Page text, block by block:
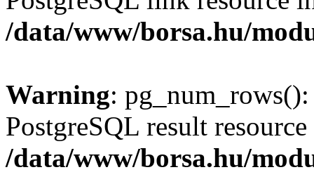
/data/www/borsa.hu/
Warning:
PostgreSQL result
/data/www/borsa.hu/